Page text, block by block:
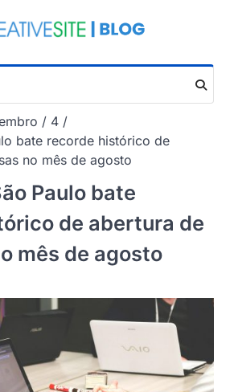
4
bate recorde histórico de
no mês de agosto
Paulo bate
de abertura de
mês de agosto